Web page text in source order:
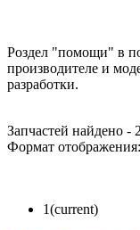
Роздел "помощи" в
производителе и
разработки.
Запчастей найдено -
Формат отображения:
1(current)